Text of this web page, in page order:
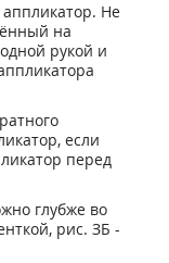
аппликатор. Не
на
рукой и
если
перед
глубже во
рис. ЗБ -